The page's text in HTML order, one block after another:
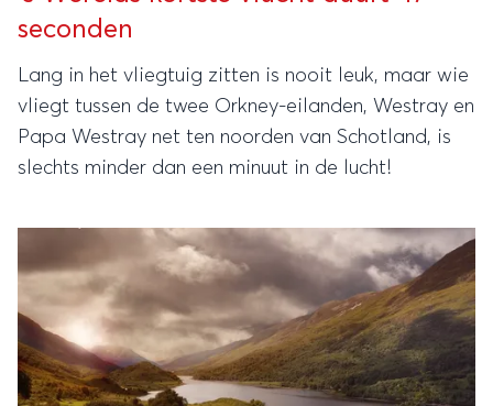
seconden
Lang in het vliegtuig zitten is nooit leuk, maar wie
vliegt tussen de twee Orkney-eilanden, Westray en
Papa Westray net ten noorden van Schotland, is
slechts minder dan een minuut in de lucht!